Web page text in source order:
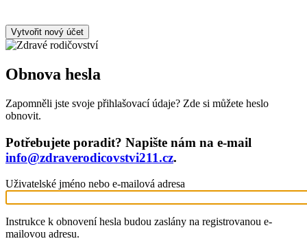
Obnova hesla
Zapomněli jste svoje přihlašovací údaje? Zde si můžete heslo
obnovit.
Potřebujete poradit? Napište nám na e-mail
info@zdraverodicovstvi211.cz.
Uživatelské jméno nebo e-mailová adresa
Instrukce k obnovení hesla budou zaslány na registrovanou e-
mailovou adresu.